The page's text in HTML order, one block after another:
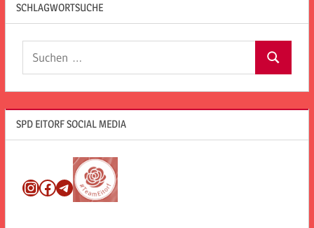
SCHLAGWORTSUCHE
Suchen
SPD EITORF SOCIAL MEDIA
Instagram
Facebook
Telegram